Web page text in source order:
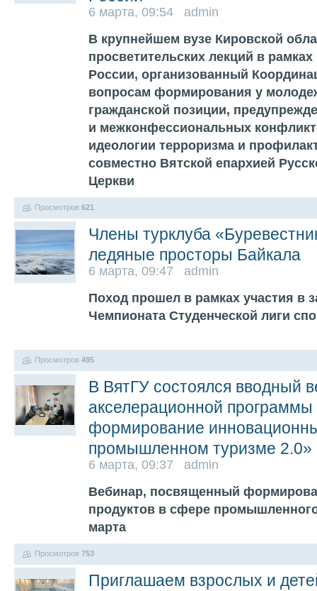
6 марта, 09:54 admin
В крупнейшем вузе Кировской
просветительских лекций в
России, организованный
вопросам формирования у
гражданской позиции,
и межконфессиональных
идеологии терроризма и
совместно Вятской епархией
Церкви
Просмотров 621
Члены турклуба
ледяные просторы Байкала
6 марта, 09:47 admin
Поход прошел в рамках участия в
Чемпионата Студенческой лиги
Просмотров 495
В ВятГУ состоялся вводный
акселерационной
формирование
промышленном туризме 2.0»
6 марта, 09:37 admin
Вебинар, посвященный
продуктов в сфере
марта
Просмотров 753
Приглашаем взрослых и